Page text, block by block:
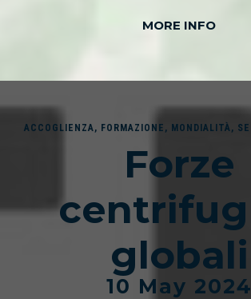
MORE INFO
ACCOGLIENZA, FORMAZIONE , MONDIALITÀ,
Forze
globali
10 May 2024